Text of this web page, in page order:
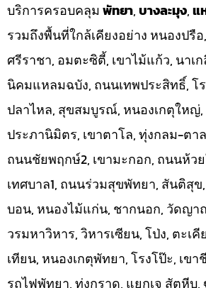
บริการครอบคลุมพัทยา,บางละมุง,แ
รวมถึงพื้นที่ใกล้เคียงอย่าง หนองปรื
ศรีราชา, อมตะซิตี้, เขาไม้แก้ว, นาเ
นิคมแหลมฉบัง, ถนนเทพประสิทธิ์, โ
ปลาไหล, สุขสมบูรณ์, หนองเกตุใหญ่
ประภานิมิตร, เขาตาโล, ทุ่งกลม-ต
ถนนชัยพฤกษ์2, เขามะกอก, ถนนห้ว
เทศบาล1, ถนนร่วมสุขพัทยา, สันติสุ
บอน, หนองไม้แก่น, ชากนอก, วัดญา
วรมหาวิหาร, วิหารเซียน, โป่ง, ตะเ
เทียน, หนองเกตุพัทยา, โรงโป๊ะ, เขา
รถไฟพัทยา, ทุ่งกราด, แยกเจ สัตหีบ,